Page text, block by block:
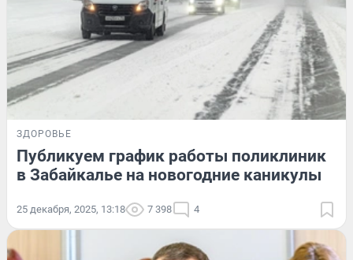
ЗДОРОВЬЕ
Публикуем график работы поликлиник
в Забайкалье на новогодние каникулы
25 декабря, 2025, 13:18 7 398 4